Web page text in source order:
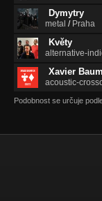
Dymytry
metal / Praha
Květy
alternative-
Xavier
acoustic-
Podobnost se určuje